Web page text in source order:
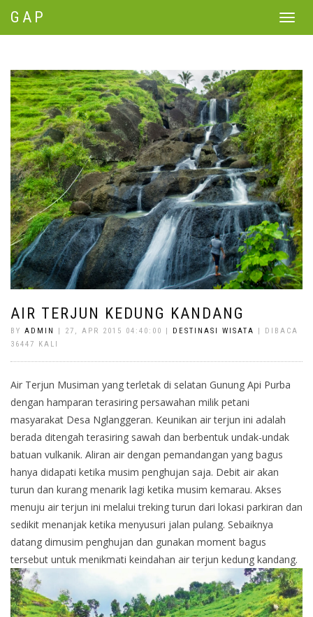
Toggle
GAP
AIR TERJUN KEDUNG KANDANG
BY ADMIN | 27, APR 2015 04:40:00 | DESTINASI WISATA
| DIBACA
36447 KALI
Air Terjun Musiman yang terletak di selatan Gunung Api Purba
dengan hamparan terasiring persawahan milik petani
masyarakat Desa Nglanggeran. Keunikan air terjun ini adalah
berada ditengah terasiring sawah dan berbentuk undak-undak
batuan vulkanik. Aliran air dengan pemandangan yang bagus
hanya didapati ketika musim penghujan saja. Debit air akan
turun dan kurang menarik lagi ketika musim kemarau. Akses
menuju air terjun ini melalui treking turun dari lokasi parkiran dan
sedikit menanjak ketika menyusuri jalan pulang. Sebaiknya
datang dimusim penghujan dan gunakan moment bagus
tersebut untuk menikmati keindahan air terjun kedung kandang.